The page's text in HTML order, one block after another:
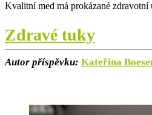
Kvalitní med má prokázané
Zdravé tuky
Autor příspěvku: Kateřina